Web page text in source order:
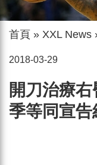
首頁 » XXL News
2018-03-29
開刀治療
季等同宣告